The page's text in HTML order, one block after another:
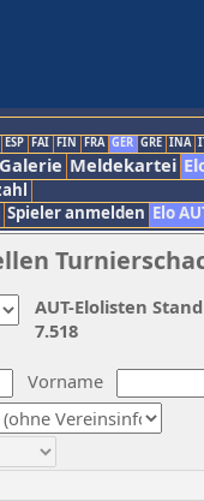
ESP FAI FIN FRA GER GRE INA
Meldekartei
Spieler anmelden Elo
Vorname
AUT-Elolisten
7.518